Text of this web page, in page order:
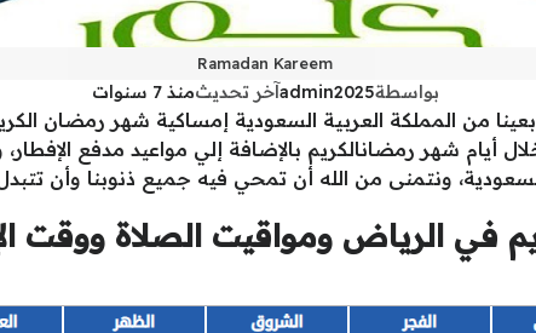
Ramadan Kareem
بواسطةadmin2025آخر تحديثمنذ 7 سنوات
أيام شهر رمضانالكريم بالإضافة إلي مواعيد مدفع
ونتمنى من الله أن تمحي فيه جميع ذنوبنا وأن